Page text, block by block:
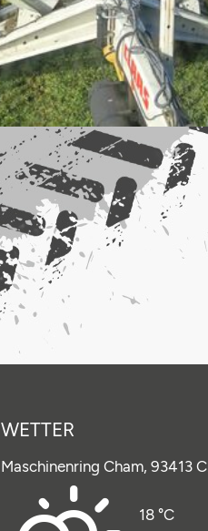
WETTER
Maschinenring Cham,93413
18 °C